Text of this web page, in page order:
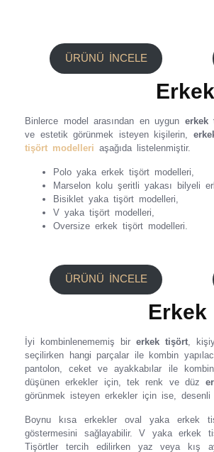
ÜRÜNÜ İNCELE
Binlerce model arasından en uygun erkek
ve estetik görünmek isteyen kişilerin,
tişört modelleri aşağıda listelenmiştir.
Polo yaka erkek tişört modelleri,
Marselon kolu şeritli yakası bilyeli
Bisiklet yaka tişört modelleri,
V yaka tişört modelleri,
Oversize erkek tişört modelleri.
ÜRÜNÜ İNCELE
Erkek
İyi kombinlenememiş bir erkek tişört,
seçilirken hangi parçalar ile kombin
pantolon, ceket ve ayakkabılar ile
düşünen erkekler için, tek renk ve düz
görünmek isteyen erkekler için ise,
Boynu kısa erkekler oval yaka erkek
göstermesini sağlayabilir. V yaka erkek
Tişörtler tercih edilirken yaz veya kış